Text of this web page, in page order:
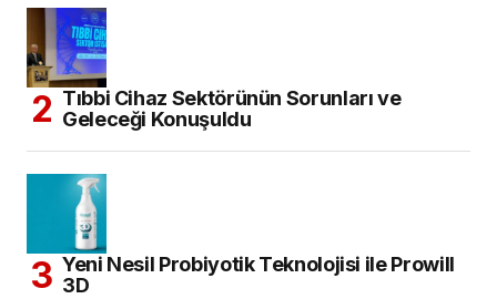
Tıbbi Cihaz Sektörünün Sorunları ve
Geleceği Konuşuldu
Yeni Nesil Probiyotik Teknolojisi ile Prowill
3D